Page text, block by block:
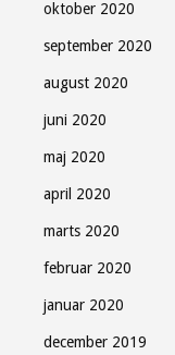
oktober 2020
september 2020
august 2020
juni 2020
maj 2020
april 2020
marts 2020
februar 2020
januar 2020
december 2019